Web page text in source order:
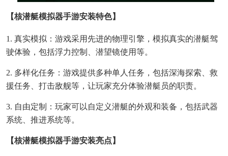
【核潜艇模拟器手游安装特色】
1. 真实模拟：游戏采用先进的物理引擎，模拟真实的潜艇驾
驶体验，包括浮力控制、潜望镜使用等。
2. 多样化任务：游戏提供多种单人任务，包括深海探索、救
援任务、打击敌舰等，让玩家充分体验潜艇员的职责。
3. 自由定制：玩家可以自定义潜艇的外观和装备，包括武器
系统、推进系统等。
【核潜艇模拟器手游安装亮点】